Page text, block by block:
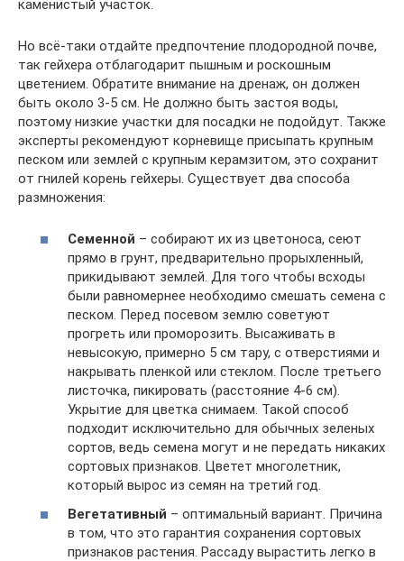
каменистый участок.
Но всё-таки отдайте предпочтение плодородной почве,
так гейхера отблагодарит пышным и роскошным
цветением. Обратите внимание на дренаж, он должен
быть около 3-5 см. Не должно быть застоя воды,
поэтому низкие участки для посадки не подойдут. Также
эксперты рекомендуют корневище присыпать крупным
песком или землей с крупным керамзитом, это сохранит
от гнилей корень гейхеры. Существует два способа
размножения:
Семенной – собирают их из цветоноса, сеют
прямо в грунт, предварительно прорыхленный,
прикидывают землей. Для того чтобы всходы
были равномернее необходимо смешать семена с
песком. Перед посевом землю советуют
прогреть или проморозить. Высаживать в
невысокую, примерно 5 см тару, с отверстиями и
накрывать пленкой или стеклом. После третьего
листочка, пикировать (расстояние 4-6 см).
Укрытие для цветка снимаем. Такой способ
подходит исключительно для обычных зеленых
сортов, ведь семена могут и не передать никаких
сортовых признаков. Цветет многолетник,
который вырос из семян на третий год.
Вегетативный – оптимальный вариант. Причина
в том, что это гарантия сохранения сортовых
признаков растения. Рассаду вырастить легко в